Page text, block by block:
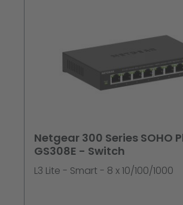
Netgear 300 Series SOHO
GS308E - Switch
L3 Lite - Smart - 8 x 10/100/1000